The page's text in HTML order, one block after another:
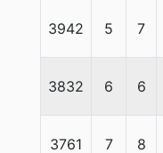
3942 5 7
3832 6 6
3761 7 8